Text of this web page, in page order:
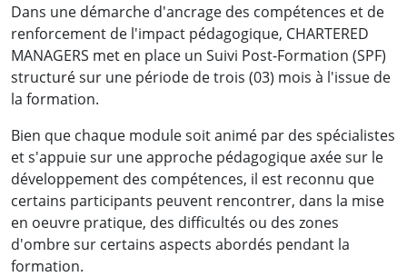
Dans une démarche d'ancrage des compétences et de
renforcement de l'impact pédagogique, CHARTERED
MANAGERS met en place un Suivi Post-Formation (SPF)
structuré sur une période de trois (03) mois à l'issue de
la formation.
Bien que chaque module soit animé par des spécialistes
et s'appuie sur une approche pédagogique axée sur le
développement des compétences, il est reconnu que
certains participants peuvent rencontrer, dans la mise
en oeuvre pratique, des difficultés ou des zones
d'ombre sur certains aspects abordés pendant la
formation.